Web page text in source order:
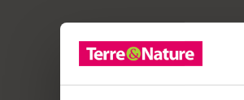
levée pour aller boire
Elle s’est recouchée
frénétiquement avant